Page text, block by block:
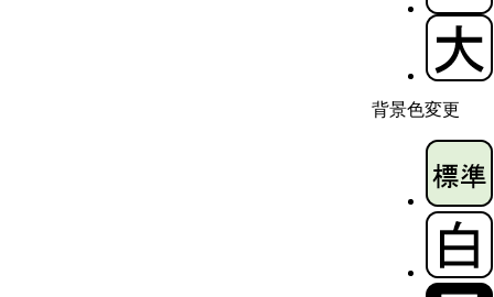
背景色変更